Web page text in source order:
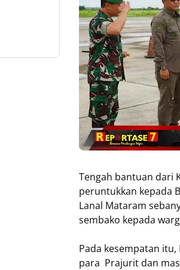
Tengah bantuan dari
peruntukkan kepada
Lanal Mataram
sembako kepada
Pada kesempatan
para Prajurit dan